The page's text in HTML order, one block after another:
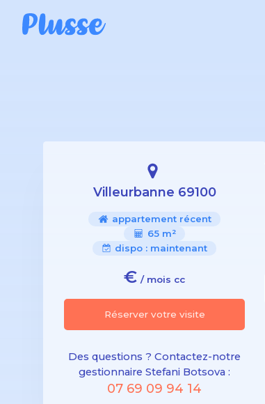
Villeurbanne 69100
appartement récent
65 m²
dispo : maintenant
€ / mois cc
Réserver votre visite
Des questions ? Contactez-notre
gestionnaire Stefani Botsova :
07 69 09 94 14